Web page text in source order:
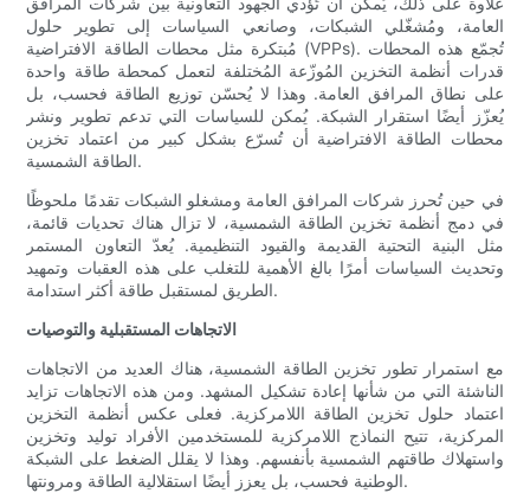
العامة، ومُشغّلي الشبكات، وصانعي السياسات إلى تطوير حلول
مُبتكرة مثل محطات الطاقة الافتراضية (VPPs). تُجمّع هذه المحطات
قدرات أنظمة التخزين المُوزّعة المُختلفة لتعمل كمحطة طاقة واحدة
على نطاق المرافق العامة. وهذا لا يُحسّن توزيع الطاقة فحسب، بل
يُعزّز أيضًا استقرار الشبكة. يُمكن للسياسات التي تدعم تطوير ونشر
محطات الطاقة الافتراضية أن تُسرّع بشكل كبير من اعتماد تخزين
الطاقة الشمسية.
في حين تُحرز شركات المرافق العامة ومشغلو الشبكات تقدمًا ملحوظًا
في دمج أنظمة تخزين الطاقة الشمسية، لا تزال هناك تحديات قائمة،
مثل البنية التحتية القديمة والقيود التنظيمية. يُعدّ التعاون المستمر
وتحديث السياسات أمرًا بالغ الأهمية للتغلب على هذه العقبات وتمهيد
الطريق لمستقبل طاقة أكثر استدامة.
الاتجاهات المستقبلية والتوصيات
مع استمرار تطور تخزين الطاقة الشمسية، هناك العديد من الاتجاهات
الناشئة التي من شأنها إعادة تشكيل المشهد. ومن هذه الاتجاهات تزايد
اعتماد حلول تخزين الطاقة اللامركزية. فعلى عكس أنظمة التخزين
المركزية، تتيح النماذج اللامركزية للمستخدمين الأفراد توليد وتخزين
واستهلاك طاقتهم الشمسية بأنفسهم. وهذا لا يقلل الضغط على الشبكة
الوطنية فحسب، بل يعزز أيضًا استقلالية الطاقة ومرونتها.